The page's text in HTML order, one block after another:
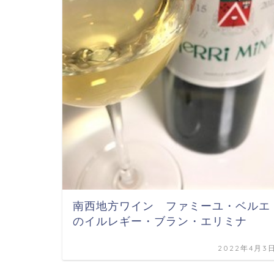
南西地方ワイン ファミーユ・ベルエ
のイルレギー・ブラン・エリミナ
2022年4月3